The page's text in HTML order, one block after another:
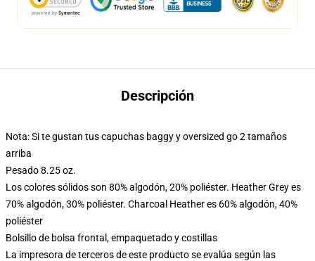
Descripción
Nota: Si te gustan tus capuchas baggy y oversized go 2 tamaños
arriba
Pesado 8.25 oz.
Los colores sólidos son 80% algodón, 20% poliéster. Heather Grey es
70% algodón, 30% poliéster. Charcoal Heather es 60% algodón, 40%
poliéster
Bolsillo de bolsa frontal, empaquetado y costillas
La impresora de terceros de este producto se evalúa según las